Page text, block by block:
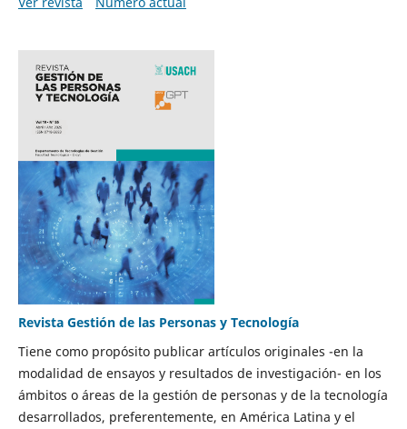
Revista Gestión de las Personas y Tecnología
Tiene como propósito publicar artículos originales -en la
modalidad de ensayos y resultados de investigación- en los
ámbitos o áreas de la gestión de personas y de la tecnología
desarrollados, preferentemente, en América Latina y el